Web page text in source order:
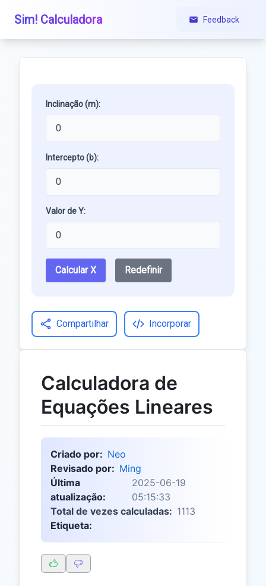
Sim! Calculadora Feedback
Inclinação (m):
Intercepto (b):
Valor de Y:
Calcular X Redefinir
Compartilhar Incorporar
Calculadora de
Equações Lineares
Criado por: Neo
Revisado por: Ming
Última
atualização:
2025-06-19
05:15:33
Total de vezes calculadas: 1113
Etiqueta: